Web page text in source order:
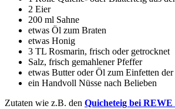
2 Eier
200 ml Sahne
etwas Öl zum Braten
etwas Honig
3 TL Rosmarin, frisch oder getrocknet
Salz, frisch gemahlener Pfeffer
etwas Butter oder Öl zum Einfetten
ein Handvoll Nüsse nach Belieben
Zutaten wie z.B. den Quicheteig bei REWE